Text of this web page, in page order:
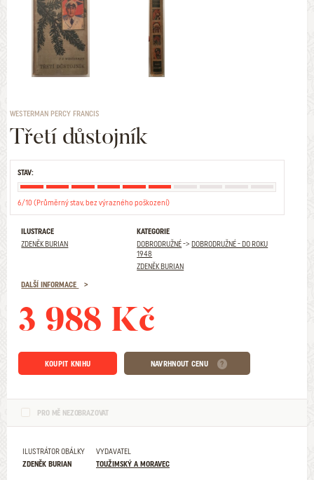
WESTERMAN PERCY FRANCIS
Třetí důstojník
STAV:
6/10 (Průměrný stav, bez výrazného poškození)
ILUSTRACE
ZDENĚK BURIAN
KATEGORIE
DOBRODRUŽNÉ->DOBRODRUŽNÉ - DO ROKU
1948
ZDENĚK BURIAN
DALŠÍ INFORMACE
3 988 Kč
KOUPIT KNIHU NAVRHNOUT CENU
PRO MĚ NEZOBRAZOVAT
ILUSTRÁTOR OBÁLKY
ZDENĚK BURIAN
VYDAVATEL
TOUŽIMSKÝ A MORAVEC